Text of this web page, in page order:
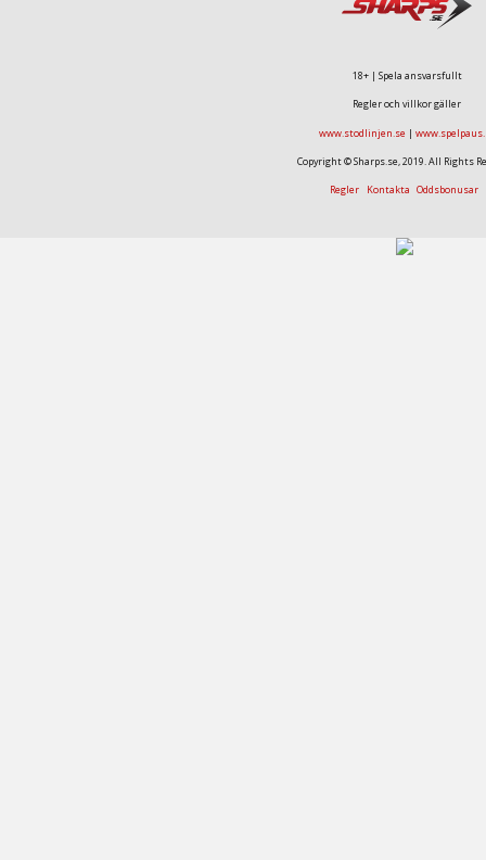
18+ | Spela ansvarsfullt
Regler och villkor gäller
www.stodlinjen.se |
Copyright © Sharps.se, 2019. All Rights
Regler Kontakta Oddsbonusar